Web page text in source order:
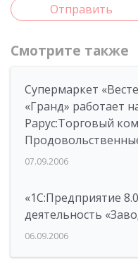
Отправить
Смотрите также
Супермаркет
«Гранд» работает
Рарус:Торговый
07.09.2006
«1С:Предприятие
деятельность
06.09.2006